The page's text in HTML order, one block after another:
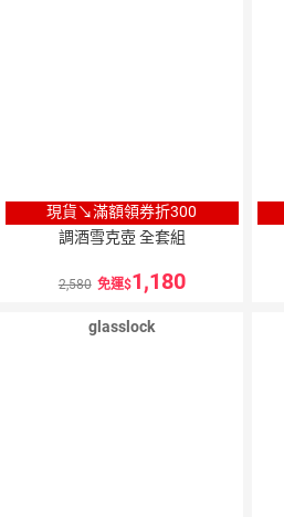
現貨↘滿額領券折300
調酒雪克壺 全套組
2,580 免運 1,180
glasslock